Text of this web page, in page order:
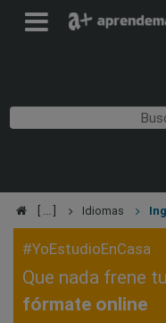
Idiomas
#YoEstudioEnCasa
Que nada frene
fórmate online